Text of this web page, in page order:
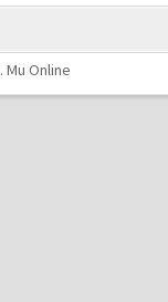
. Mu Online